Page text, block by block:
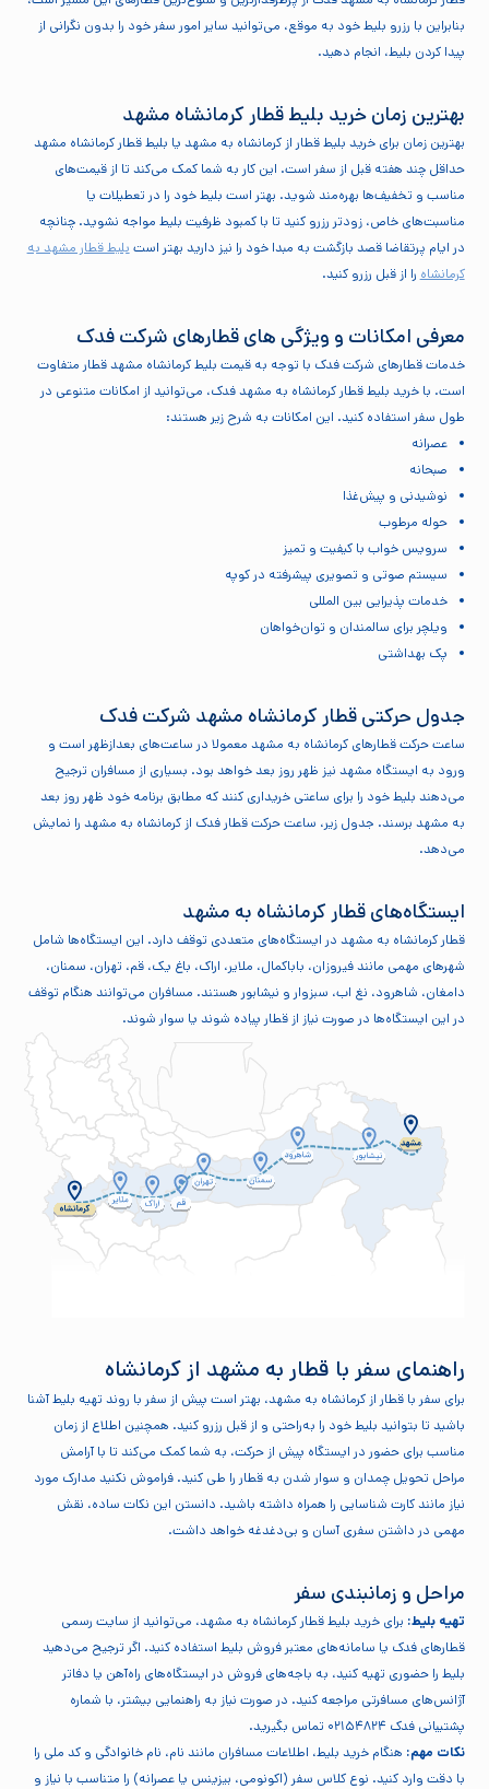
بنابراین با رزرو بلیط خود به موقع، می‌توانید سایر امور سفر خود را بدون نگرانی از
پیدا کردن بلیط، انجام دهید.
بهترین زمان خرید بلیط قطار کرمانشاه مشهد
بهترین زمان برای خرید بلیط قطار از کرمانشاه به مشهد یا بلیط قطار کرمانشاه مشهد
حداقل چند هفته قبل از سفر است. این کار به شما کمک می‌کند تا از قیمت‌های
مناسب و تخفیف‌ها بهره‌مند شوید. بهتر است بلیط خود را در تعطیلات یا
مناسبت‌های خاص، زودتر رزرو کنید تا با کمبود ظرفیت بلیط مواجه نشوید. چنانچه
در ایام پرتقاضا قصد بازگشت به مبدا خود را نیز دارید بهتر استبلیط قطار مشهد به
کرمانشاهرا از قبل رزرو کنید.
معرفی امکانات و ویژگی های قطارهای شرکت فدک
خدمات قطارهای شرکت فدک با توجه به قیمت بلیط کرمانشاه مشهد قطار متفاوت
است. با خرید بلیط قطار کرمانشاه به مشهد فدک، می‌توانید از امکانات متنوعی در
طول سفر استفاده کنید. این امکانات به شرح زیر هستند:
عصرانه
صبحانه
نوشیدنی و پیش‌غذا
حوله مرطوب
سرویس خواب با کیفیت و تمیز
سیستم صوتی و تصویری پیشرفته در کوپه
خدمات پذیرایی بین المللی
ویلچر برای سالمندان و توان‌‌خواهان
پک بهداشتی
جدول حرکتی قطار کرمانشاه مشهد شرکت فدک
ساعت حرکت قطارهای کرمانشاه به مشهد معمولا در ساعت‌های بعدازظهر است و
ورود به ایستگاه مشهد نیز ظهر روز بعد خواهد بود. بسیاری از مسافران ترجیح
می‌دهند بلیط خود را برای ساعتی خریداری کنند که مطابق برنامه خود ظهر روز بعد
به مشهد برسند. جدول زیر، ساعت حرکت قطار فدک از کرمانشاه به مشهد را نمایش
می‌دهد.
ایستگاه‌های قطار کرمانشاه به مشهد
قطار کرمانشاه به مشهد در ایستگاه‌های متعددی توقف دارد. این ایستگاه‌ها شامل
شهرهای مهمی مانند فیروزان، باباکمال، ملایر، اراک، باغ یک، قم، تهران، سمنان،
دامغان، شاهرود، نغ اب، سبزوار و نیشابور هستند. مسافران می‌توانند هنگام توقف
در این ایستگاه‌ها در صورت نیاز از قطار پیاده شوند یا سوار شوند.
راهنمای سفر با قطار به مشهد از کرمانشاه
برای سفر با قطار از کرمانشاه به مشهد، بهتر است پیش از سفر با روند تهیه بلیط آشنا
باشید تا بتوانید بلیط خود را به‌راحتی و از قبل رزرو کنید. همچنین اطلاع از زمان
مناسب برای حضور در ایستگاه پیش از حرکت، به شما کمک می‌کند تا با آرامش
مراحل تحویل چمدان و سوار شدن به قطار را طی کنید. فراموش نکنید مدارک مورد
نیاز مانند کارت شناسایی را همراه داشته باشید. دانستن این نکات ساده، نقش
مهمی در داشتن سفری آسان و بی‌دغدغه خواهد داشت.
مراحل و زمانبندی سفر
تهیه بلیط: برای خرید بلیط قطار کرمانشاه به مشهد، می‌توانید از سایت رسمی
قطارهای فدک یا سامانه‌های معتبر فروش بلیط استفاده کنید. اگر ترجیح می‌دهید
بلیط را حضوری تهیه کنید، به باجه‌های فروش در ایستگاه‌های راه‌آهن یا دفاتر
آژانس‌های مسافرتی مراجعه کنید. در صورت نیاز به راهنمایی بیشتر، با شماره
پشتیبانی فدک ۰۲۱۵۴۸۲۴ تماس بگیرید.
نکات مهم: هنگام خرید بلیط، اطلاعات مسافران مانند نام، نام خانوادگی و کد ملی را
با دقت وارد کنید. نوع کلاس سفر (اکونومی، بیزینس یا عصرانه) را متناسب با نیاز و